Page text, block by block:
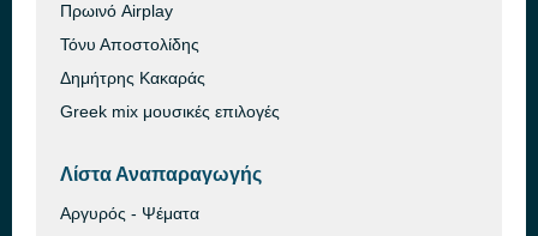
Πρωινό Airplay
Τόνυ Αποστολίδης
Δημήτρης Κακαράς
Greek mix μουσικές επιλογές
Λίστα Αναπαραγωγής
Αργυρός - Ψέματα